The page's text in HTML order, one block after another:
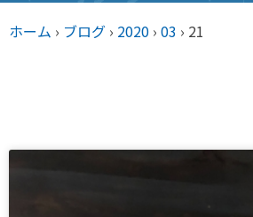
ホーム › ブログ › 2020 › 03 › 21